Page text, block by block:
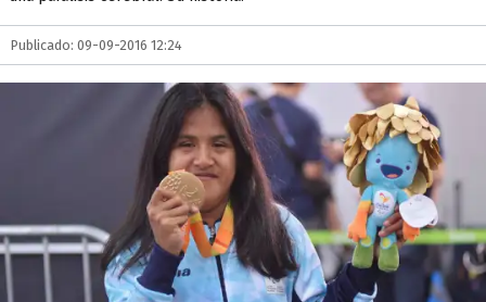
Publicado: 09-09-2016 12:24